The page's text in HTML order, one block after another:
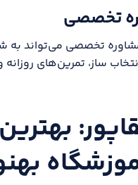
تخصصی
مشاوره تخصصی می‌تواند
ساز، تمرین‌های